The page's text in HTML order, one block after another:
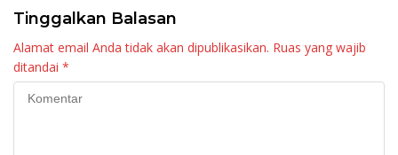
Tinggalkan Balasan
Alamat email Anda tidak akan dipublikasikan. Ruas yang wajib
ditandai *